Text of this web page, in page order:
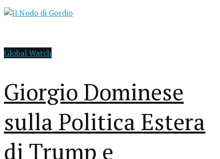
Global Watch
Giorgio Dominese
sulla Politica Estera
di Trump e